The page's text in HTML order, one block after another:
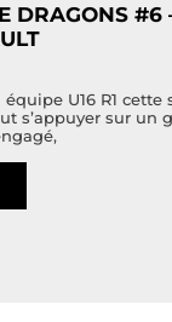
DRAGONS #6
U16 R1 cette
s’appuyer sur un